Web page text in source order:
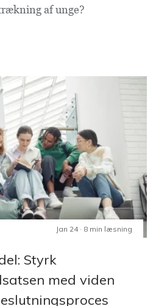
af unge?
Jan 24 · 8 min læsning
Styrk
med viden